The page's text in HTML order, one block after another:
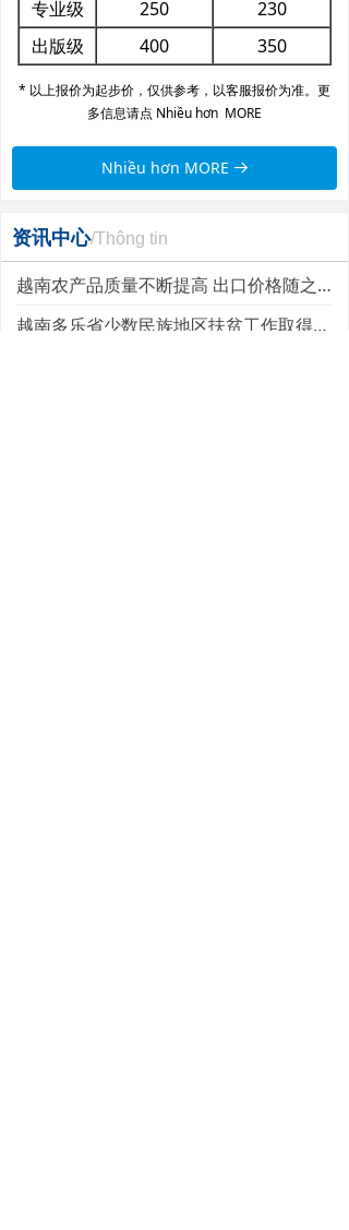
Nhiều hơn MORE 뀠
专业级
250
230
出版级
400 350
* 以上报价为起步价，仅供参考，以客服报价为准。更
多信息请点 Nhiều hơn MORE
资讯中心/Thông tin
越南农产品质量不断提高 出口价格随之而上涨
越南多乐省少数民族地区扶贫工作取得阶段性成果